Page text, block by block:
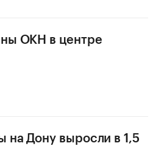
ОКН в центре
на Дону выросли в 1,5